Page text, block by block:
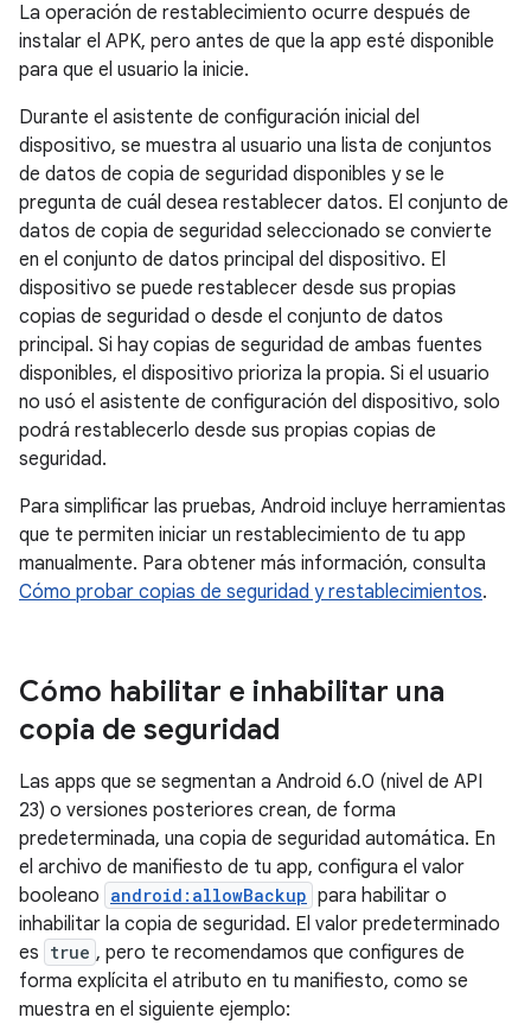
La operación de restablecimiento ocurre después de
instalar el APK, pero antes de que la app esté disponible
para que el usuario la inicie.
Durante el asistente de configuración inicial del
dispositivo, se muestra al usuario una lista de conjuntos
de datos de copia de seguridad disponibles y se le
pregunta de cuál desea restablecer datos. El conjunto de
datos de copia de seguridad seleccionado se convierte
en el conjunto de datos principal del dispositivo. El
dispositivo se puede restablecer desde sus propias
copias de seguridad o desde el conjunto de datos
principal. Si hay copias de seguridad de ambas fuentes
disponibles, el dispositivo prioriza la propia. Si el usuario
no usó el asistente de configuración del dispositivo, solo
podrá restablecerlo desde sus propias copias de
seguridad.
Para simplificar las pruebas, Android incluye herramientas
que te permiten iniciar un restablecimiento de tu app
manualmente. Para obtener más información, consulta
Cómo probar copias de seguridad y restablecimientos.
Cómo habilitar e inhabilitar una
copia de seguridad
Las apps que se segmentan a Android 6.0 (nivel de API
23) o versiones posteriores crean, de forma
predeterminada, una copia de seguridad automática. En
el archivo de manifiesto de tu app, configura el valor
booleano android:allowBackup para habilitar o
inhabilitar la copia de seguridad. El valor predeterminado
es true , pero te recomendamos que configures de
forma explícita el atributo en tu manifiesto, como se
muestra en el siguiente ejemplo: